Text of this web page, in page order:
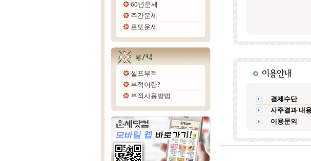
60년운세
주간운세
로또운세
셀프부적
부적이란?
부적사용방법
결제수단
사주결과 내
이용문의